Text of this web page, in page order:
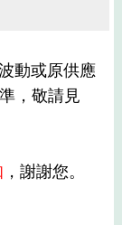
動或原供應
，敬請見
，謝謝您。